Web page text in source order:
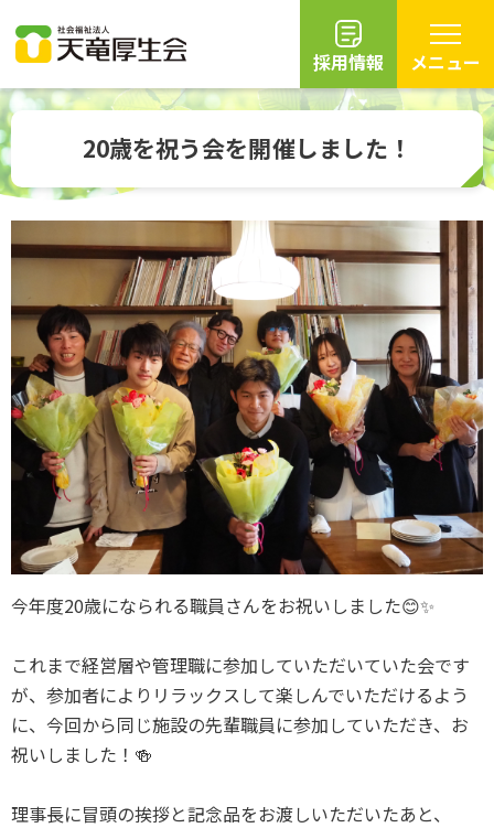
グ
ロ
ー
バ
ナ
ビ
ー
シ
ョ
ン
へ
本
文
へ
ロ
ー
カ
ル
ビ
ゲ
シ
ョ
ン
へ
フ
ッ
タ
ー
採用情報 メニュー
20歳を祝う会を開催しました！
今年度20歳になられる職員さんをお祝いしました😊✨
これまで経営層や管理職に参加していただいていた会です
が、参加者によりリラックスして楽しんでいただけるよう
に、今回から同じ施設の先輩職員に参加していただき、お
祝いしました！🍻
理事長に冒頭の挨拶と記念品をお渡しいただいたあと、